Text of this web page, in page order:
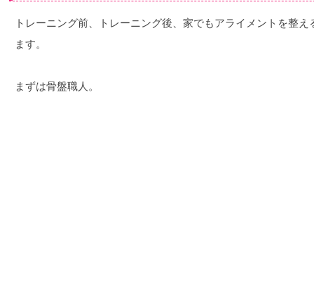
トレーニング前、トレーニング後、家でもアライメントを整
ます。
まずは骨盤職人。